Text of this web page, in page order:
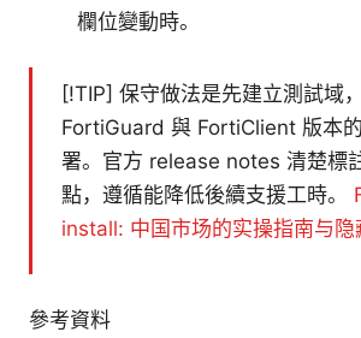
欄位變動時。
[!TIP] 保守做法是先建立測試域
FortiGuard 與 FortiClient 版本
署。官方 release notes 清楚標
點，遵循能降低後續支援工時。
install: 中国市场的实操指南与隐
參考資料